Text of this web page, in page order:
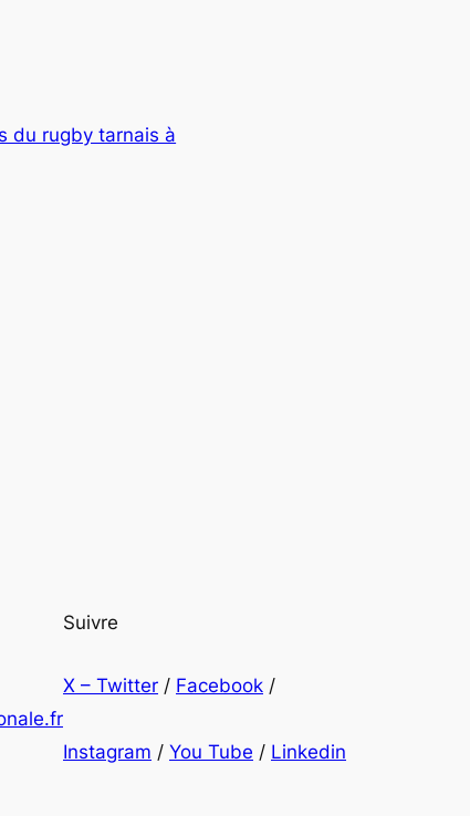
du rugby tarnais à
Suivre
X – Twitter / Facebook /
Instagram / You Tube / Linkedin